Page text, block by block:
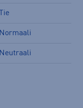
Tie
Normaali
Neutraali